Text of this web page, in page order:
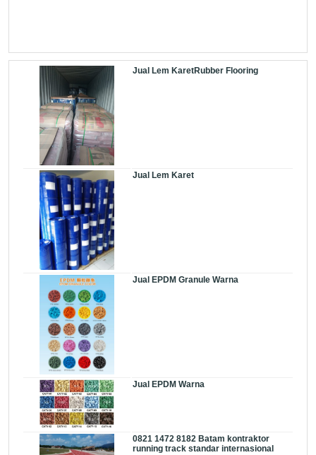
Jual Lem KaretRubber Flooring
Jual Lem Karet
Jual EPDM Granule Warna
Jual EPDM Warna
0821 1472 8182 Batam kontraktor
running track standar internasional